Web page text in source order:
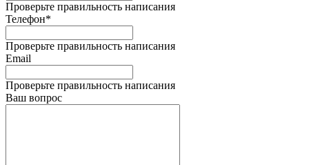
Проверьте правильность написания
Телефон*
Проверьте правильность написания
Email
Проверьте правильность написания
Ваш вопрос